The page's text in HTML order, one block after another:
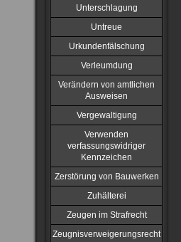
Unterschlagung
Untreue
Urkundenfälschung
Verleumdung
Verändern von amtlichen
Ausweisen
Vergewaltigung
Verwenden
verfassungswidriger
Kennzeichen
Zerstörung von Bauwerken
Zuhälterei
Zeugen im Strafrecht
Zeugnisverweigerungsrecht